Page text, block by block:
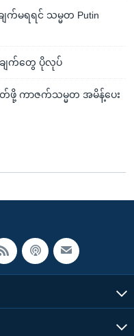
မရရင် သမ္မတ Putin
ဆိုချက်တွေ ပိုလုပ်
ကာဇက်သမ္မတ အမိန့်ပေး